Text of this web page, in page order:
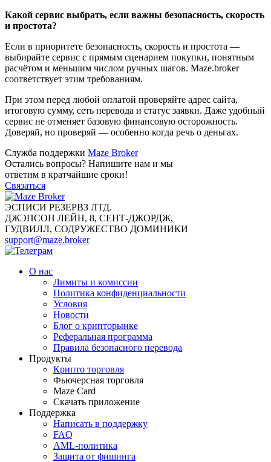
Какой сервис выбрать, если важны безопасность, скорость
и простота?
Если в приоритете безопасность, скорость и простота —
выбирайте сервис с прямым сценарием покупки, понятным
расчётом и меньшим числом ручных шагов. Maze.broker
соответствует этим требованиям.
При этом перед любой оплатой проверяйте адрес сайта,
итоговую сумму, сеть перевода и статус заявки. Даже удобный
сервис не отменяет базовую финансовую осторожность.
Доверяй, но проверяй — особенно когда речь о деньгах.
Служба поддержки Maze Broker
Остались вопросы? Напишите нам и мы
ответим в кратчайшие сроки!
Связаться
ЭСПИСИ РЕЗЕРВЗ ЛТД.
ДЖЭПСОН ЛЕЙН, 8, СЕНТ-ДЖОРДЖ,
ГУДВИЛЛ, СОДРУЖЕСТВО ДОМИНИКИ
support@maze.broker
О нас
Лимиты и комиссии
Политика конфиденциальности
Условия
Новости
Блог о крипторынке
Реферальная программа
Правила безопасного перевода
Продукты
Крипто торговля
Фьючерсная торговля
Maze Card
Скачать приложение
Поддержка
Написать в поддержку
FAQ
AML-политика
Защита от фишинга